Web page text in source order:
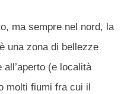
ma sempre nel nord, la
è una zona di bellezze
(e località
molti fiumi fra cui il